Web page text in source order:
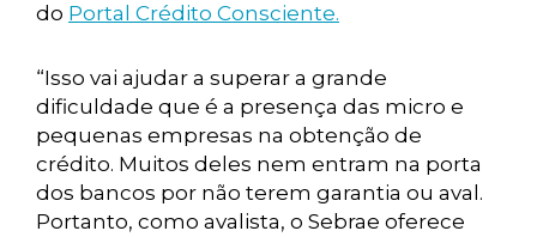
do Portal Crédito Consciente.
“Isso vai ajudar a superar a grande
dificuldade que é a presença das micro e
pequenas empresas na obtenção de
crédito. Muitos deles nem entram na porta
dos bancos por não terem garantia ou aval.
Portanto, como avalista, o Sebrae oferece